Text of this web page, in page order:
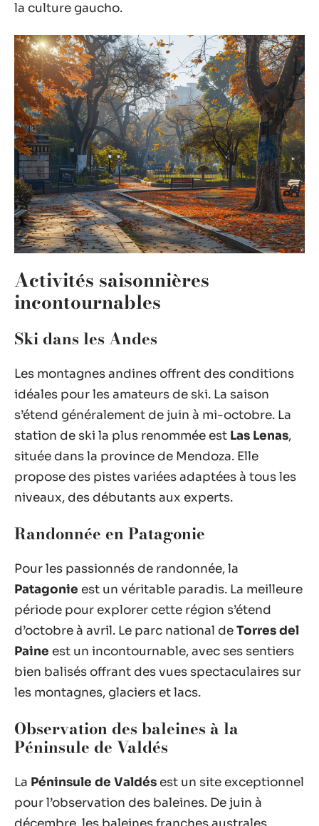
la culture gaucho.
Activités saisonnières
incontournables
Ski dans les Andes
Les montagnes andines offrent des conditions
idéales pour les amateurs de ski. La saison
s’étend généralement de juin à mi-octobre. La
station de ski la plus renommée est Las Lenas,
située dans la province de Mendoza. Elle
propose des pistes variées adaptées à tous les
niveaux, des débutants aux experts.
Randonnée en Patagonie
Pour les passionnés de randonnée, la
Patagonie est un véritable paradis. La meilleure
période pour explorer cette région s’étend
d’octobre à avril. Le parc national deTorres del
Paine est un incontournable, avec ses sentiers
bien balisés offrant des vues spectaculaires sur
les montagnes, glaciers et lacs.
Observation des baleines à la
Péninsule de Valdés
La Péninsule de Valdés est un site exceptionnel
pour l’observation des baleines. De juin à